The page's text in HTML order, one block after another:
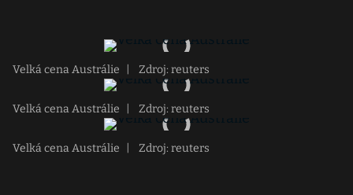
Velká cena Austrálie Zdroj: reuters
Velká cena Austrálie Zdroj: reuters
Velká cena Austrálie Zdroj: reuters